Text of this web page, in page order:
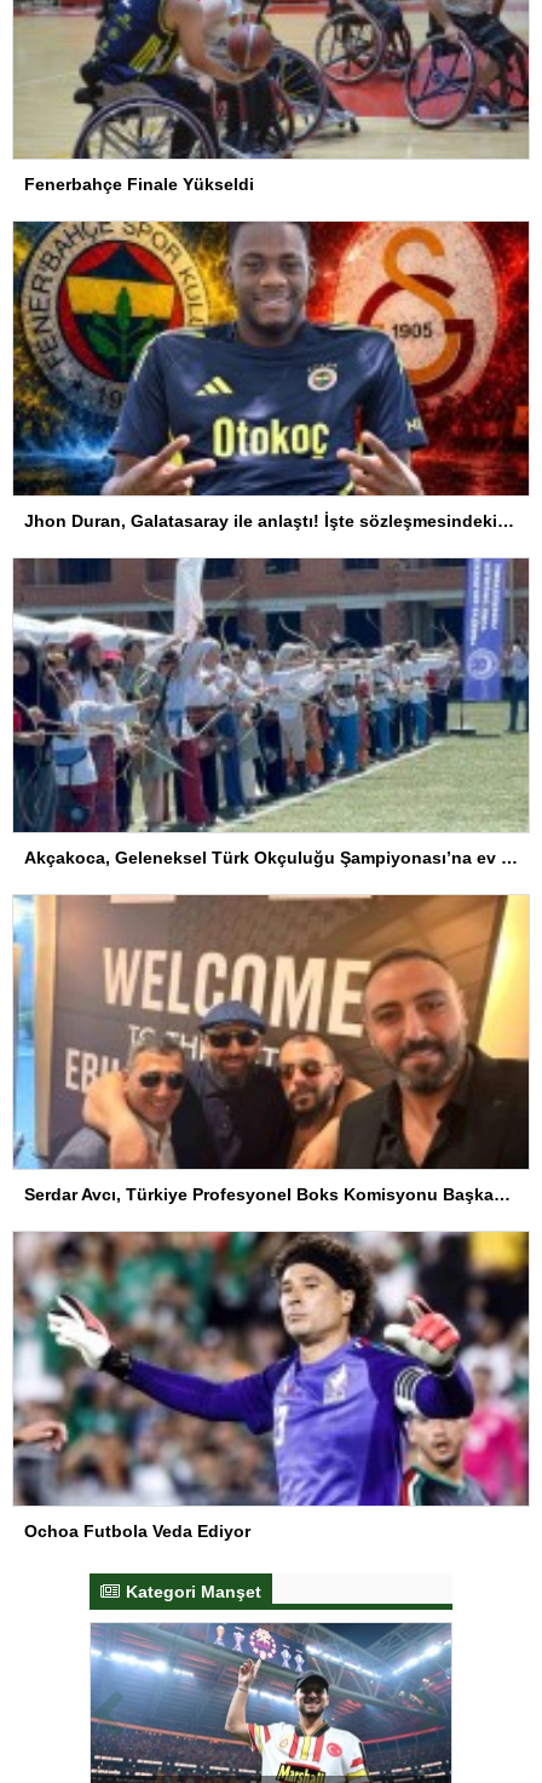
Fenerbahçe Finale Yükseldi
Jhon Duran, Galatasaray ile anlaştı! İşte sözleşmesindeki özel madde
Akçakoca, Geleneksel Türk Okçuluğu Şampiyonası’na ev sahipliği yapıyor
Serdar Avcı, Türkiye Profesyonel Boks Komisyonu Başkanı Seçildi
Ochoa Futbola Veda Ediyor
Kategori Manşet